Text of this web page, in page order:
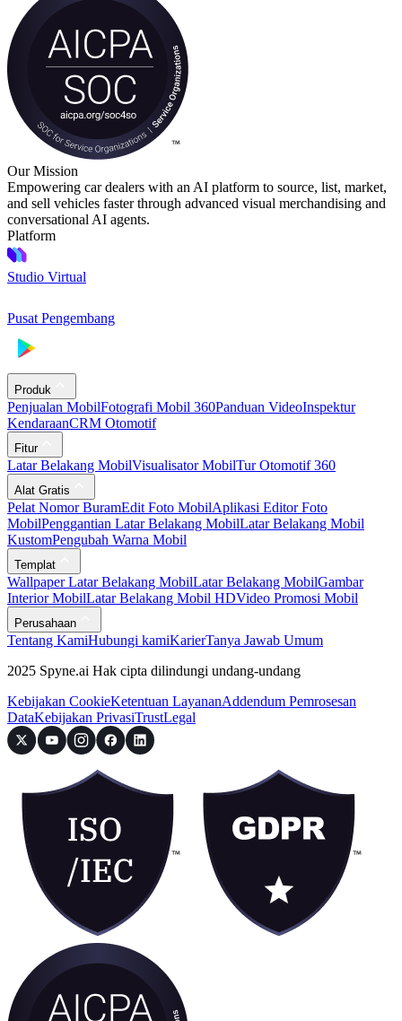
Our Mission
Empowering car dealers with an AI platform to source, list, market,
and sell vehicles faster through advanced visual merchandising and
conversational AI agents.
Platform
Studio Virtual
Pusat Pengembang
Produk
Penjualan MobilFotografi Mobil 360Panduan VideoInspektur
KendaraanCRM Otomotif
Fitur
Latar Belakang MobilVisualisator MobilTur Otomotif 360
Alat Gratis
Pelat Nomor BuramEdit Foto MobilAplikasi Editor Foto
MobilPenggantian Latar Belakang MobilLatar Belakang Mobil
KustomPengubah Warna Mobil
Templat
Wallpaper Latar Belakang MobilLatar Belakang MobilGambar
Interior MobilLatar Belakang Mobil HDVideo Promosi Mobil
Perusahaan
Tentang KamiHubungi kamiKarierTanya Jawab Umum
2025 Spyne.ai Hak cipta dilindungi undang-undang
Kebijakan CookieKetentuan LayananAddendum Pemrosesan
DataKebijakan PrivasiTrustLegal